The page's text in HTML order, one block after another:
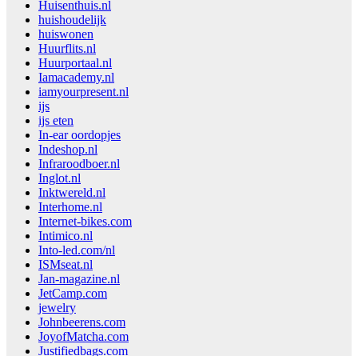
Huisenthuis.nl
huishoudelijk
huiswonen
Huurflits.nl
Huurportaal.nl
Iamacademy.nl
iamyourpresent.nl
ijs
ijs eten
In-ear oordopjes
Indeshop.nl
Infraroodboer.nl
Inglot.nl
Inktwereld.nl
Interhome.nl
Internet-bikes.com
Intimico.nl
Into-led.com/nl
ISMseat.nl
Jan-magazine.nl
JetCamp.com
jewelry
Johnbeerens.com
JoyofMatcha.com
Justifiedbags.com